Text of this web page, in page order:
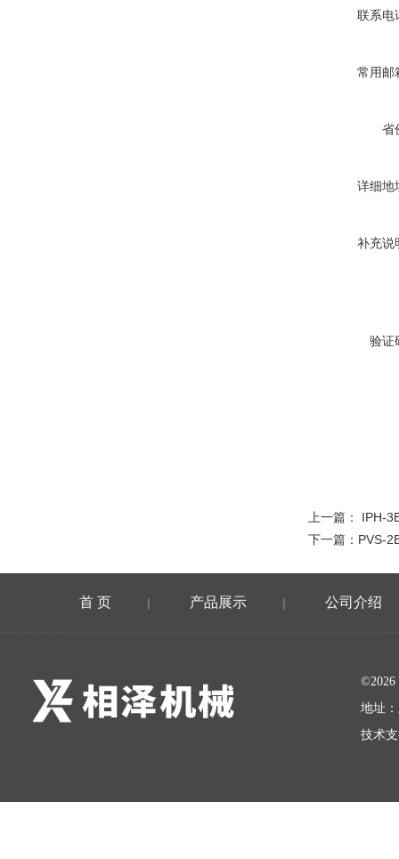
联系电
常用邮
省
详细地
补充说
验证
上一篇： IPH-
下一篇： PVS-
首 页 | 产品展示 | 公司介绍
地址
技术